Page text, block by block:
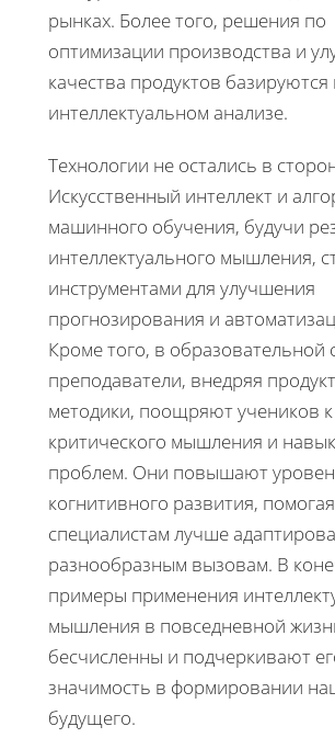
рынках. Более того, решения по
оптимизации производства и
качества продуктов базируются
интеллектуальном анализе.
Технологии не остались в
Искусственный интеллект и
машинного обучения, будучи
интеллектуального мышления,
инструментами для улучшения
прогнозирования и
Кроме того, в образовательной
преподаватели, внедряя
методики, поощряют учеников
критического мышления и
проблем. Они повышают
когнитивного развития,
специалистам лучше
разнообразным вызовам. В
примеры применения
мышления в повседневной
бесчисленны и подчеркивают
значимость в формировании
будущего.